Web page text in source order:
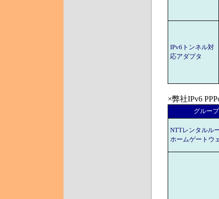
IPv6トンネル対
応アダプタ
×弊社IPv6
グループ
NTTレンタルル
ホームゲートウ